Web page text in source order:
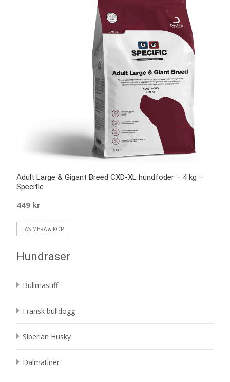
Adult Large & Gigant Breed CXD-XL hundfoder – 4 kg –
Specific
449 kr
LÄS MERA & KÖP
Hundraser
Bullmastiff
Fransk bulldogg
Siberian Husky
Dalmatiner